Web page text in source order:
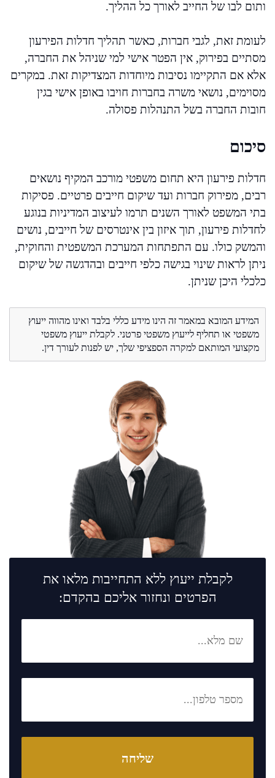
ותום לבו של החייב לאורך כל ההליך.
לעומת זאת, לגבי חברות, כאשר תהליך חדלות הפירעון
מסתיים בפירוק, אין הפטר אישי למי שניהל את החברה,
אלא אם התקיימו נסיבות מיוחדות המצדיקות זאת. במקרים
מסוימים, נושאי משרה בחברות חויבו באופן אישי בגין
חובות החברה בשל התנהלות פסולה.
סיכום
חדלות פירעון היא תחום משפטי מורכב המקיף נושאים
רבים, מפירוק חברות ועד שיקום חייבים פרטיים. פסיקות
בתי המשפט לאורך השנים תרמו לעיצוב המדיניות בנוגע
לחדלות פירעון, תוך איזון בין אינטרסים של חייבים, נושים
והמשק כולו. עם התפתחות המערכת המשפטית והחוקית,
ניתן לראות שינוי בגישה כלפי חייבים ובהדגשה של שיקום
כלכלי היכן שניתן.
המידע המובא במאמר זה הינו מידע כללי בלבד ואינו מהווה ייעוץ
משפטי או תחליף לייעוץ משפטי פרטני. לקבלת ייעוץ משפטי
מקצועי המותאם למקרה הספציפי שלך, יש לפנות לעורך דין.
לקבלת ייעוץ ללא התחייבות מלאו את
הפרטים ונחזור אליכם בהקדם: